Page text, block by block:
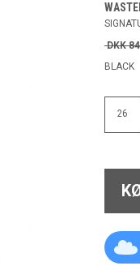
DKK
BLACK
26